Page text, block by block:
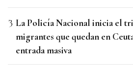
La Policía Nacional inicia el
migrantes que quedan en
entrada masiva